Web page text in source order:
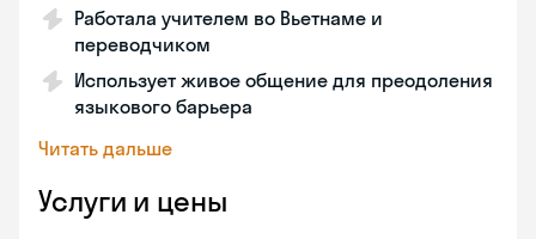
Работала учителем во Вьетнаме и
переводчиком
Использует живое общение для преодоления
языкового барьера
Читать дальше
Услуги и цены